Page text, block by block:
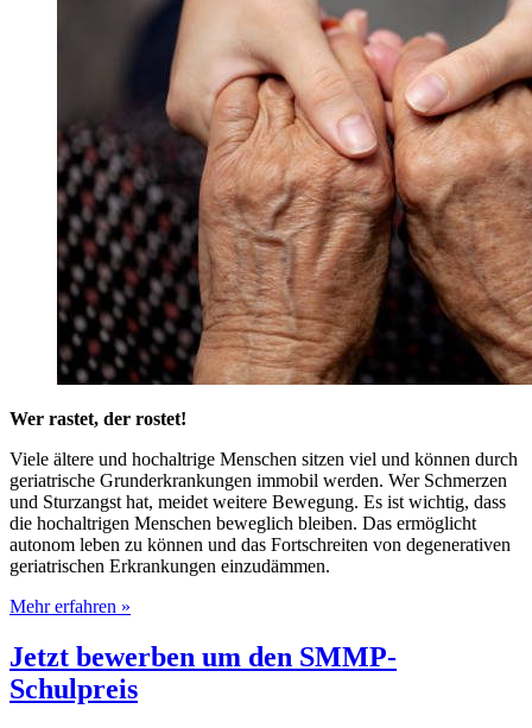
Wer rastet, der rostet!
Viele ältere und hochaltrige Menschen sitzen viel und können durch
geriatrische Grunderkrankungen immobil werden. Wer Schmerzen
und Sturzangst hat, meidet weitere Bewegung. Es ist wichtig, dass
die hochaltrigen Menschen beweglich bleiben. Das ermöglicht
autonom leben zu können und das Fortschreiten von degenerativen
geriatrischen Erkrankungen einzudämmen.
Mehr erfahren »
Jetzt bewerben um den SMMP-
Schulpreis